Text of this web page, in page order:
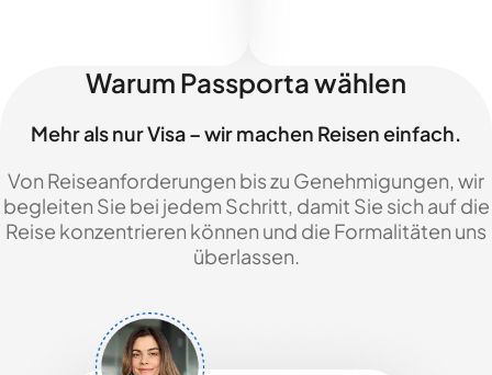
Warum Passporta wählen
Mehr als nur Visa – wir machen Reisen einfach.
Von Reiseanforderungen bis zu Genehmigungen, wir
begleiten Sie bei jedem Schritt, damit Sie sich auf die
Reise konzentrieren können und die Formalitäten uns
überlassen.